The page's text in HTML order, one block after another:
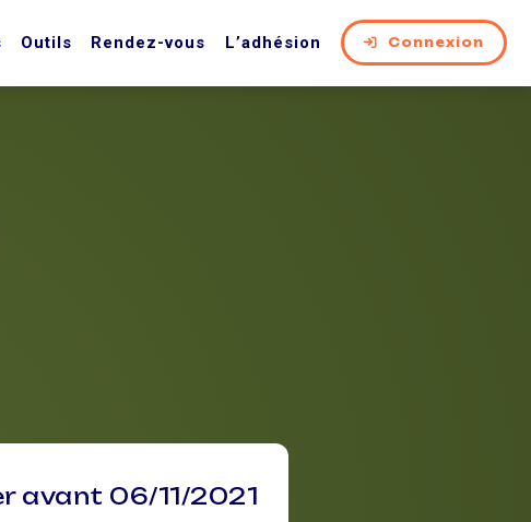
Outils Rendez-vous L’adhésion Connexion
avant 06/11/2021